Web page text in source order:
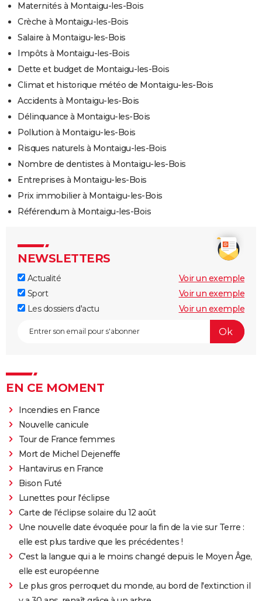
Maternités à Montaigu-les-Bois
Crèche à Montaigu-les-Bois
Salaire à Montaigu-les-Bois
Impôts à Montaigu-les-Bois
Dette et budget de Montaigu-les-Bois
Climat et historique météo de Montaigu-les-Bois
Accidents à Montaigu-les-Bois
Délinquance à Montaigu-les-Bois
Pollution à Montaigu-les-Bois
Risques naturels à Montaigu-les-Bois
Nombre de dentistes à Montaigu-les-Bois
Entreprises à Montaigu-les-Bois
Prix immobilier à Montaigu-les-Bois
Référendum à Montaigu-les-Bois
NEWSLETTERS
Actualité
Voir un exemple
Sport
Voir un exemple
Les dossiers d'actu
Voir un exemple
EN CE MOMENT
Incendies en France
Nouvelle canicule
Tour de France femmes
Mort de Michel Dejeneffe
Hantavirus en France
Bison Futé
Lunettes pour l'éclipse
Carte de l'éclipse solaire du 12 août
Une nouvelle date évoquée pour la fin de la vie sur Terre :
elle est plus tardive que les précédentes !
C'est la langue qui a le moins changé depuis le Moyen Âge,
elle est européenne
Le plus gros perroquet du monde, au bord de l'extinction il